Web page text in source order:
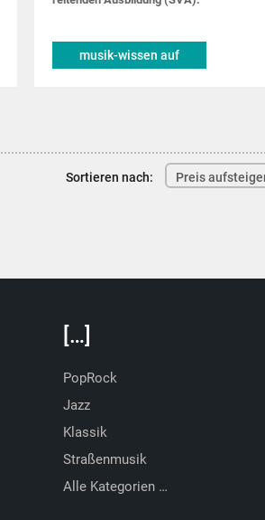
musik-wissen auf
Sortieren nach: Preis
[…]
PopRock
Jazz
Klassik
Straßenmusik
Alle Kategorien …